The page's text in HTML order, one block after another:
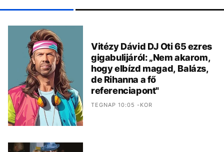
Vitézy Dávid DJ Oti 65 ezres
gigabulijáról: „Nem akarom,
hogy elbízd magad, Balázs,
de Rihanna a fő
referenciapont"
TEGNAP 10:05 -KOR